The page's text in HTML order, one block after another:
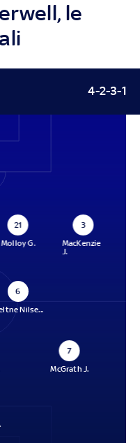
le
4-2-3-1
21
Molloy G.
3
MacKenzie
J.
6
Nilse...
7
McGrath J.